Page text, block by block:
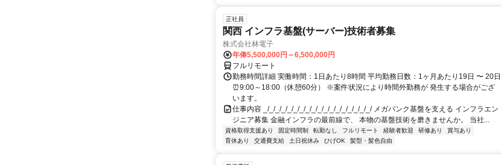
正社員
関西 インフラ基盤(サーバー)技術者募集
株式会社林電子
年俸5,500,000円～6,500,000円
フルリモート
勤務時間詳細 実働時間：1日あたり8時間 平均勤務日数：1ヶ月あたり19日 〜 20日
⏰9:00～18:00（休憩60分） ※案件状況により時間外勤務が 発生する場合がござ
います。
仕事内容 _/_/_/_/_/_/_/_/_/_/_/_/_/_/_/_/_/_/ メガバンク基盤を支える インフラエン
ジニア募集 金融インフラの最前線で、 本物の基盤技術を磨きませんか。 当社...
資格取得支援あり 固定時間制 転勤なし フルリモート 経験者歓迎 研修あり
賞与あり
育休あり
交通費支給 土日祝休み ひげOK 髪型・髪色自由